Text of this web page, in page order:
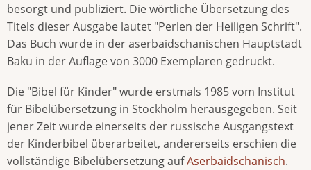
besorgt und publiziert. Die wörtliche Übersetzung des
Titels dieser Ausgabe lautet "Perlen der Heiligen Schrift".
Das Buch wurde in der aserbaidschanischen Hauptstadt
Baku in der Auflage von 3000 Exemplaren gedruckt.
Die "Bibel für Kinder" wurde erstmals 1985 vom Institut
für Bibelübersetzung in Stockholm herausgegeben. Seit
jener Zeit wurde einerseits der russische Ausgangstext
der Kinderbibel überarbeitet, andererseits erschien die
vollständige Bibelübersetzung aufAserbaidschanisch.